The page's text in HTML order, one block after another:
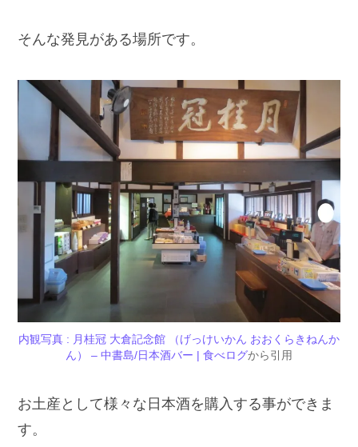
そんな発見がある場所です。
内観写真 : 月桂冠 大倉記念館 （げっけいかん おおくらきねんか
ん） – 中書島/日本酒バー | 食べログから引用
お土産として様々な日本酒を購入する事ができま
す。